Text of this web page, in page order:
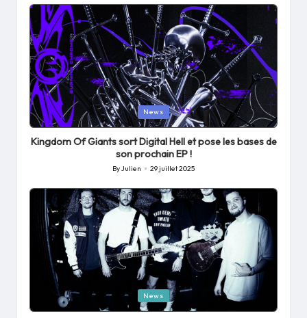
Posted
in
News
Kingdom Of Giants sort Digital Hell et pose les bases de
son prochain EP !
Posted
ByJulien 29 juillet 2025
Posted
in
News